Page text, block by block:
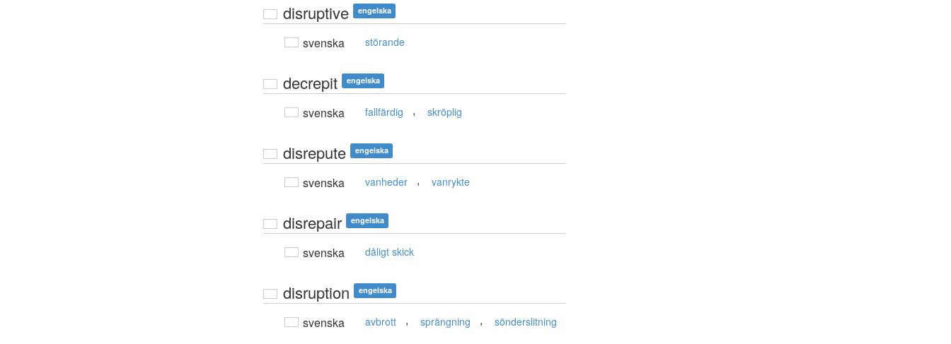
disruptive engelska
svenska störande
decrepit engelska
svenska fallfärdig , skröplig
disrepute engelska
svenska vanheder , vanrykte
disrepair engelska
svenska dåligt skick
disruption engelska
svenska avbrott , sprängning , sönderslitning